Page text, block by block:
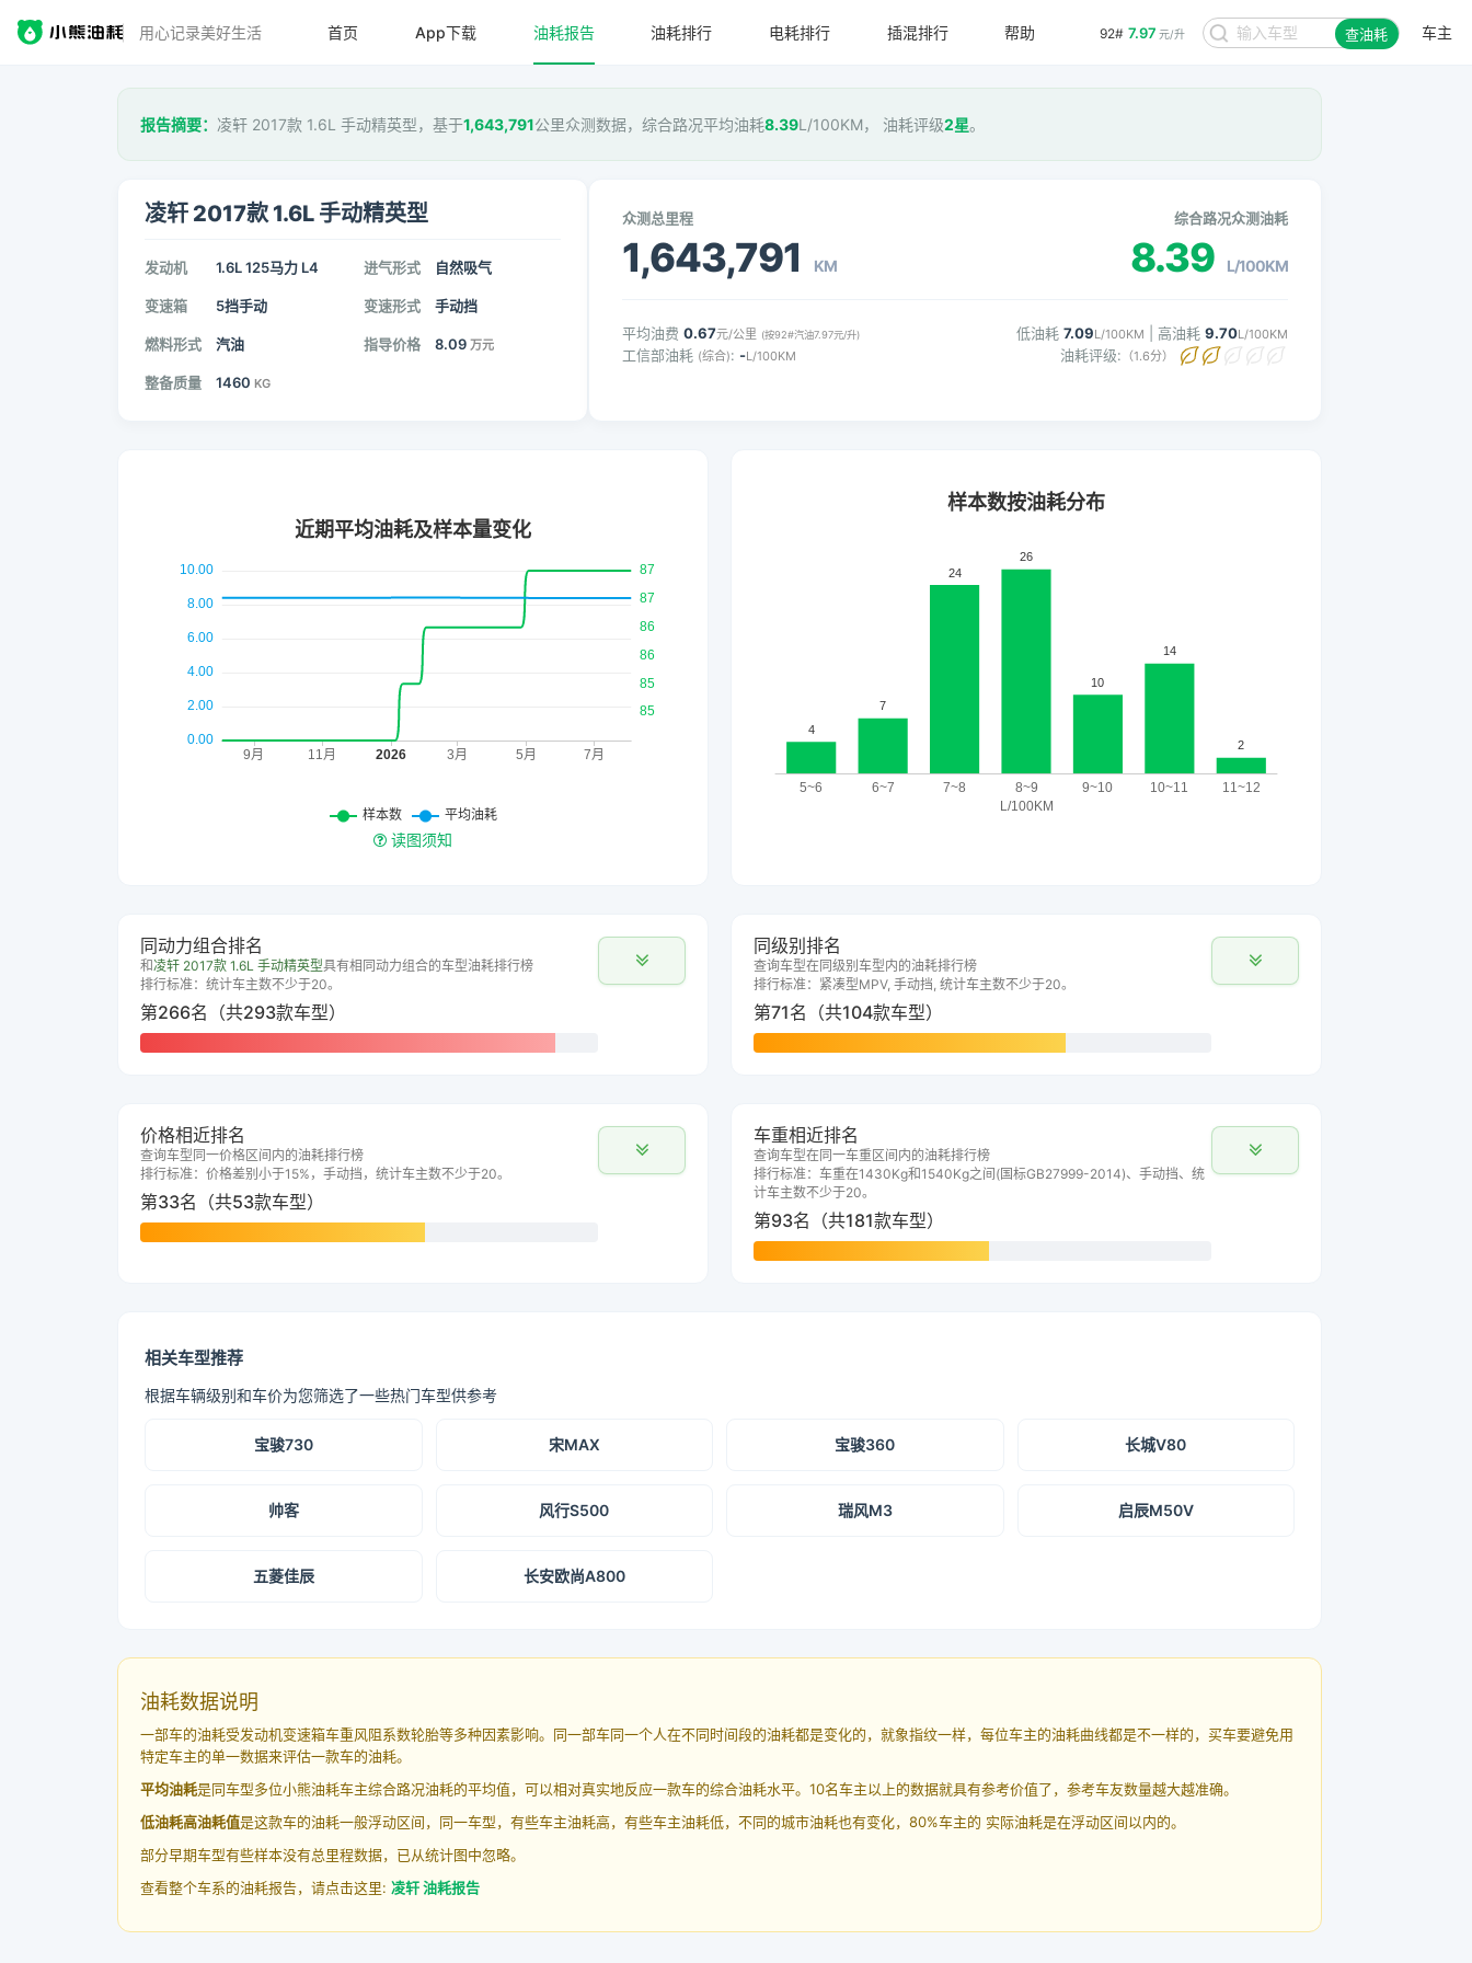
用心记录美好生活 92# 7.97 元/升 查油耗 车主
首页 App下载 油耗报告 油耗排行 电耗排行 插混排行 帮助
报告摘要： 凌轩 2017款 1.6L 手动精英型，基于1,643,791公里众测数据，综合路况平均油耗8.39L/100KM， 油耗评级2星。
凌轩 2017款 1.6L 手动精英型
发动机 1.6L 125马力 L4 进气形式 自然吸气
变速箱 5挡手动 变速形式 手动挡
燃料形式 汽油 指导价格 8.09 万元
整备质量 1460 KG
众测总里程
1,643,791 KM
综合路况众测油耗
8.39 L/100KM
平均油费 0.67元/公里 (按92#汽油7.97元/升)
工信部油耗 (综合): -L/100KM
低油耗 7.09L/100KM | 高油耗 9.70L/100KM
油耗评级: （1.6分）
读图须知
同动力组合排名
和凌轩 2017款 1.6L 手动精英型具有相同动力组合的车型油耗排行榜
排行标准：统计车主数不少于20。
第266名（共293款车型）
同级别排名
查询车型在同级别车型内的油耗排行榜
排行标准：紧凑型MPV, 手动挡, 统计车主数不少于20。
第71名（共104款车型）
价格相近排名
查询车型同一价格区间内的油耗排行榜
排行标准：价格差别小于15%，手动挡，统计车主数不少于20。
第33名（共53款车型）
车重相近排名
查询车型在同一车重区间内的油耗排行榜
排行标准：车重在1430Kg和1540Kg之间(国标GB27999-2014)、手动挡、统
计车主数不少于20。
第93名（共181款车型）
相关车型推荐
根据车辆级别和车价为您筛选了一些热门车型供参考
宝骏730 宋MAX 宝骏360 长城V80
帅客 风行S500 瑞风M3 启辰M50V
五菱佳辰 长安欧尚A800
油耗数据说明
一部车的油耗受发动机变速箱车重风阻系数轮胎等多种因素影响。同一部车同一个人在不同时间段的油耗都是变化的，就象指纹一样，每位车主的油耗曲线都是不一样的，买车要避免用
特定车主的单一数据来评估一款车的油耗。
平均油耗是同车型多位小熊油耗车主综合路况油耗的平均值，可以相对真实地反应一款车的综合油耗水平。10名车主以上的数据就具有参考价值了，参考车友数量越大越准确。
低油耗高油耗值是这款车的油耗一般浮动区间，同一车型，有些车主油耗高，有些车主油耗低，不同的城市油耗也有变化，80%车主的 实际油耗是在浮动区间以内的。
部分早期车型有些样本没有总里程数据，已从统计图中忽略。
查看整个车系的油耗报告，请点击这里: 凌轩 油耗报告